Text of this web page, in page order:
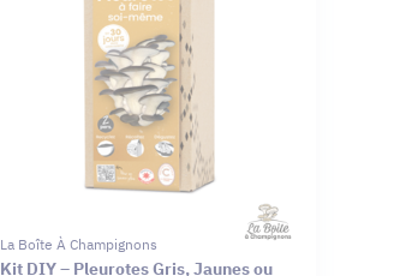
La Boîte À Champignons
Kit DIY – Pleurotes Gris, Jaunes ou